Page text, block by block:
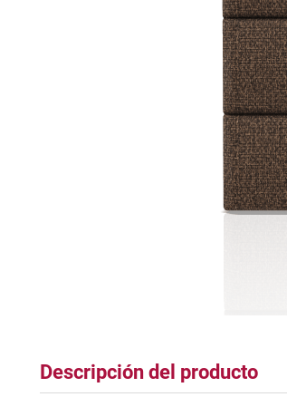
Descripción del producto